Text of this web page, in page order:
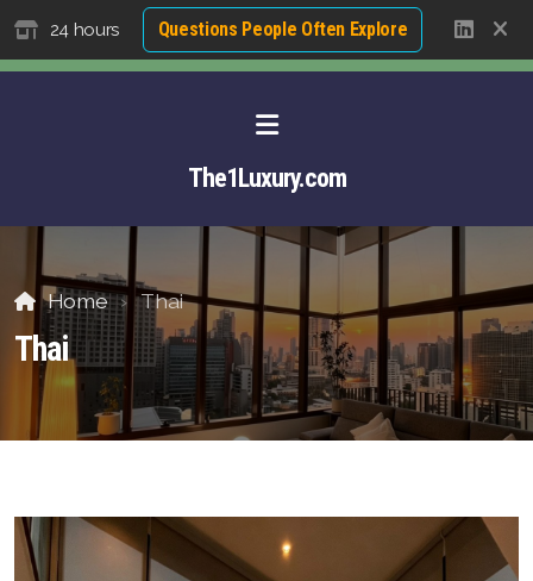
24 hours Questions People Often Explore
The1Luxury.com
Home Thai
Thai
About David NG
Luxury Property Agent Bangkok